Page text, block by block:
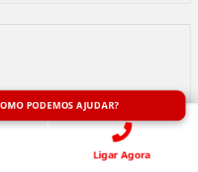
PODEMOS AJUDAR?
Ligar Agora